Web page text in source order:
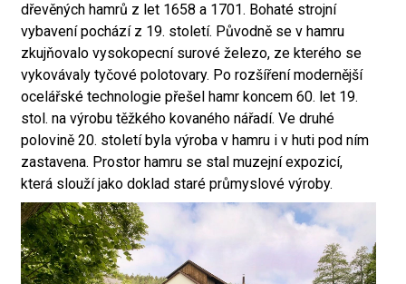
dřevěných hamrů z let 1658 a 1701. Bohaté strojní
vybavení pochází z 19. století. Původně se v hamru
zkujňovalo vysokopecní surové železo, ze kterého se
vykovávaly tyčové polotovary. Po rozšíření modernější
ocelářské technologie přešel hamr koncem 60. let 19.
stol. na výrobu těžkého kovaného nářadí. Ve druhé
polovině 20. století byla výroba v hamru i v huti pod ním
zastavena. Prostor hamru se stal muzejní expozicí,
která slouží jako doklad staré průmyslové výroby.